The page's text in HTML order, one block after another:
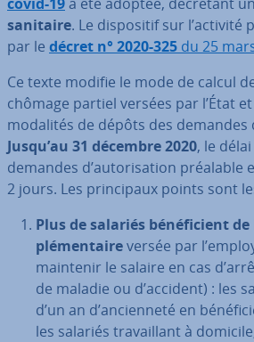
sanitaire. Le dis­po­si­tif sur l’activité
par le décret n° 2020-325 du 25
Ce texte modifie le mode de calcul
chômage partiel versées par l’État
modalités de dépôts des demandes
Jusqu’au 31 décembre 2020, le
demandes d’au­to­ri­sa­tion préalable
2 jours. Les prin­ci­paux points sont
Plus de salariés bé­né­fi­cient
plé­men­taireversée par
maintenir le salaire en cas
de maladie ou d’accident) : les
d’un an d’an­cien­neté en
les salariés tra­vail­lant à